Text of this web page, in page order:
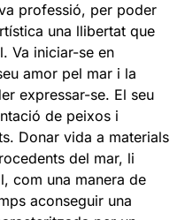
professió, per poder
una llibertat que
Va iniciar-se en
amor pel mar i la
expressar-se. El seu
de peixos i
Donar vida a materials
del mar, li
com una manera de
aconseguir una